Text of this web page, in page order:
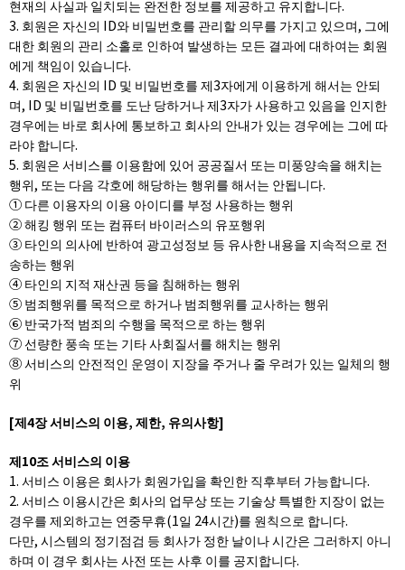
현재의 사실과 일치되는 완전한 정보를 제공하고 유지합니다.
3. 회원은 자신의 ID와 비밀번호를 관리할 의무를 가지고 있으며, 그에
대한 회원의 관리 소홀로 인하여 발생하는 모든 결과에 대하여는 회원
에게 책임이 있습니다.
4. 회원은 자신의 ID 및 비밀번호를 제3자에게 이용하게 해서는 안되
며, ID 및 비밀번호를 도난 당하거나 제3자가 사용하고 있음을 인지한
경우에는 바로 회사에 통보하고 회사의 안내가 있는 경우에는 그에 따
라야 합니다.
5. 회원은 서비스를 이용함에 있어 공공질서 또는 미풍양속을 해치는
행위, 또는 다음 각호에 해당하는 행위를 해서는 안됩니다.
① 다른 이용자의 이용 아이디를 부정 사용하는 행위
② 해킹 행위 또는 컴퓨터 바이러스의 유포행위
③ 타인의 의사에 반하여 광고성정보 등 유사한 내용을 지속적으로 전
송하는 행위
④ 타인의 지적 재산권 등을 침해하는 행위
⑤ 범죄행위를 목적으로 하거나 범죄행위를 교사하는 행위
⑥ 반국가적 범죄의 수행을 목적으로 하는 행위
⑦ 선량한 풍속 또는 기타 사회질서를 해치는 행위
⑧ 서비스의 안전적인 운영이 지장을 주거나 줄 우려가 있는 일체의 행
위
[제4장 서비스의 이용, 제한, 유의사항]
제10조 서비스의 이용
1. 서비스 이용은 회사가 회원가입을 확인한 직후부터 가능합니다.
2. 서비스 이용시간은 회사의 업무상 또는 기술상 특별한 지장이 없는
경우를 제외하고는 연중무휴(1일 24시간)를 원칙으로 합니다.
다만, 시스템의 정기점검 등 회사가 정한 날이나 시간은 그러하지 아니
하며 이 경우 회사는 사전 또는 사후 이를 공지합니다.